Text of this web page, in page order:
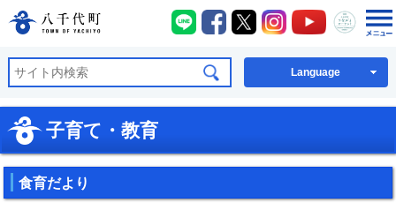
八千代町公式ホームページ
八千代町LINE
八千代町Facebook
八千代町X八千代町Instagram
八千代町
八千
Language
子育て・教育
食育だより